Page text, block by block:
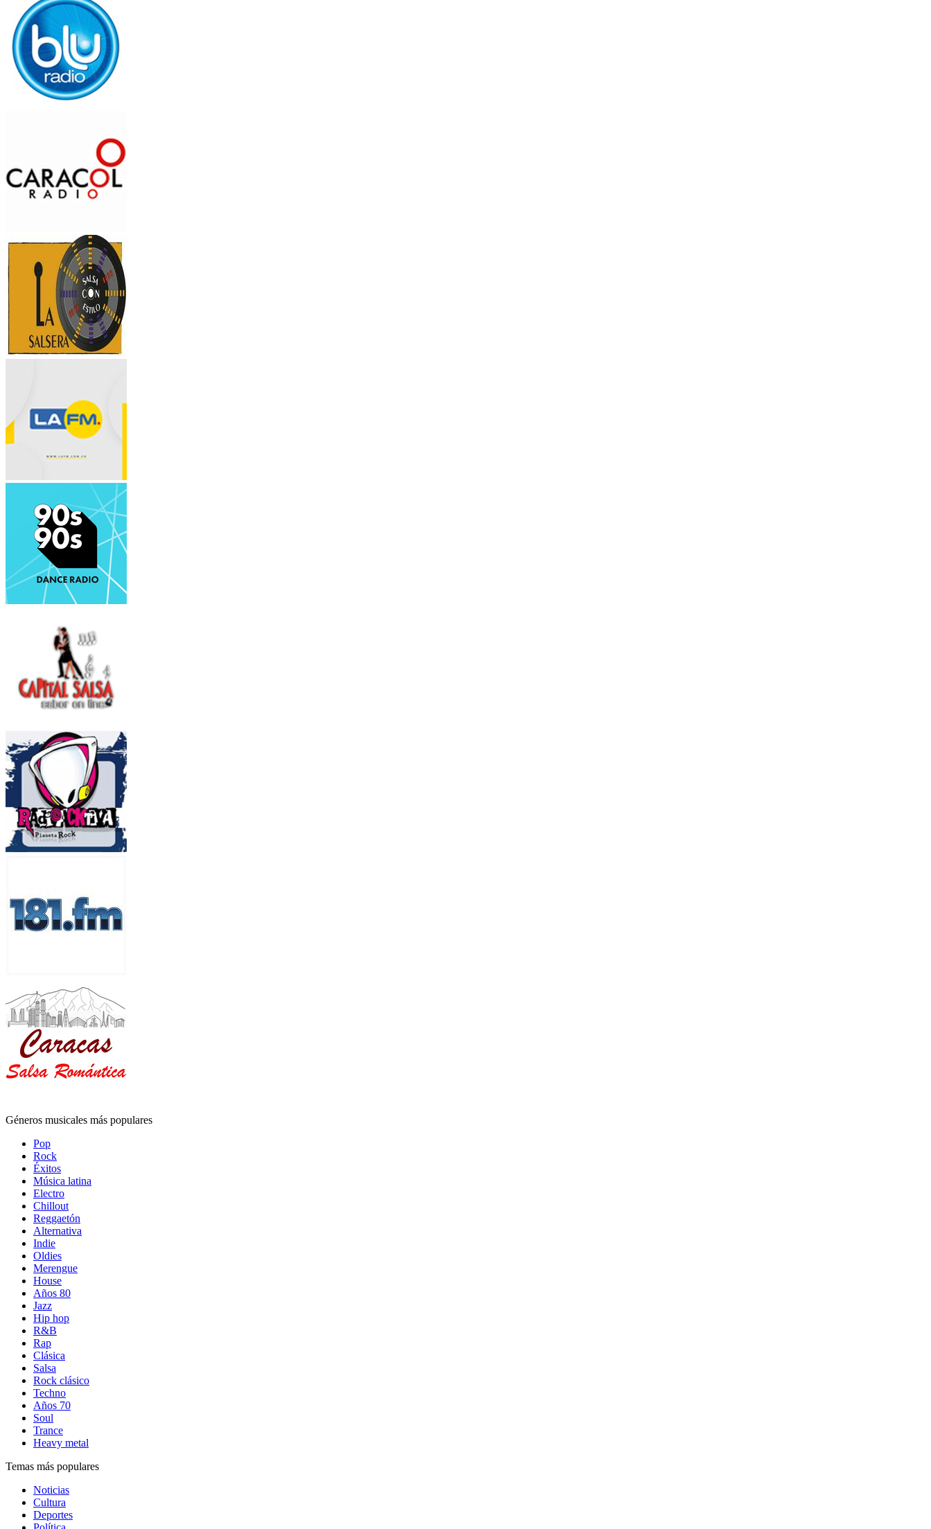
Géneros musicales más populares
Pop
Rock
Éxitos
Música latina
Electro
Chillout
Reggaetón
Alternativa
Indie
Oldies
Merengue
House
Años 80
Jazz
Hip hop
R&B
Rap
Clásica
Salsa
Rock clásico
Techno
Años 70
Soul
Trance
Heavy metal
Temas más populares
Noticias
Cultura
Deportes